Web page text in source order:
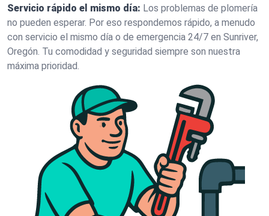
Servicio rápido el mismo día: Los problemas de plomería
no pueden esperar. Por eso respondemos rápido, a menudo
con servicio el mismo día o de emergencia 24/7 en Sunriver,
Oregón. Tu comodidad y seguridad siempre son nuestra
máxima prioridad.